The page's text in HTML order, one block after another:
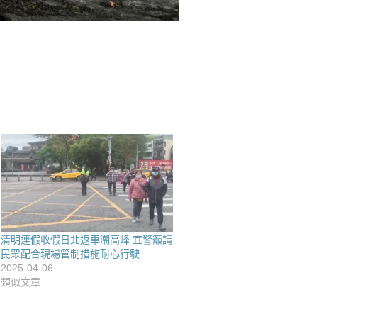
清明連假收假日北返車潮高峰 宜警籲請
民眾配合現場管制措施耐心行駛
2025-04-06
類似文章